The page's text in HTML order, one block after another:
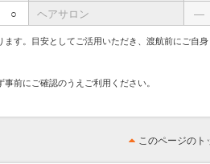
○ ヘアサロン ―
す。目安としてご活用いただき、渡航前にご自身
前にご確認のうえご利用ください。
このページのト